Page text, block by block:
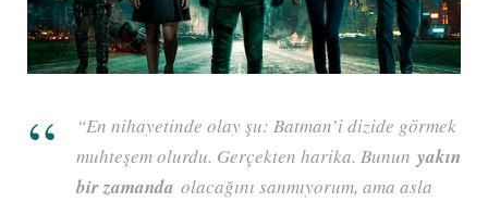
“En nihayetinde olay şu: Batman’i dizide görmek
muhteşem olurdu. Gerçekten harika. Bunun yakın
bir zamanda olacağını sanmıyorum, ama asla